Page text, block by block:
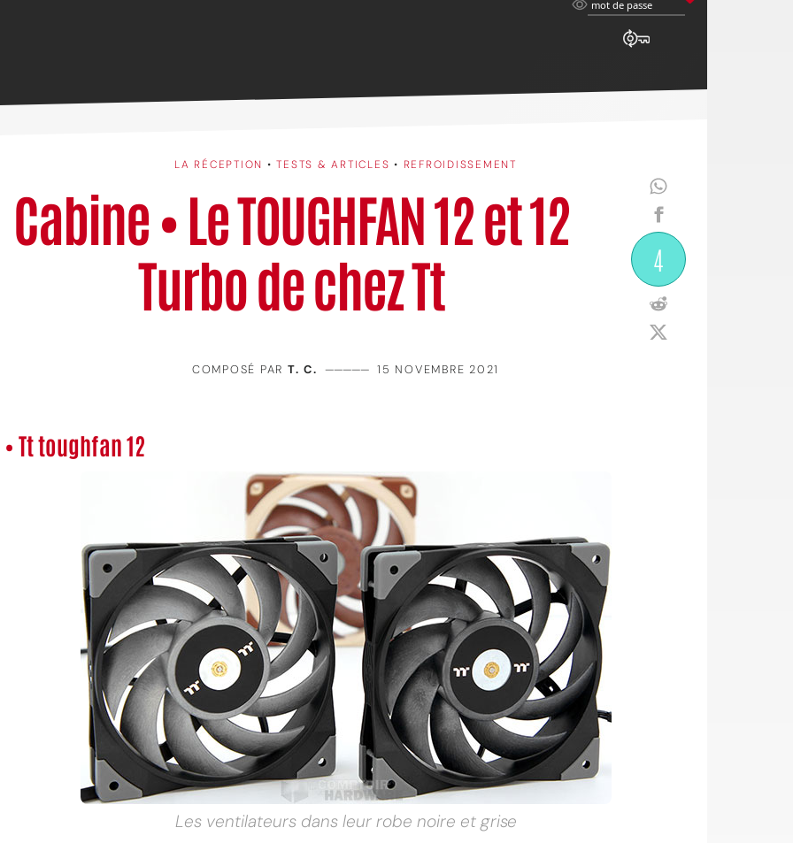
mot de passe
LA RÉCEPTION •TESTS & ARTICLES • REFROIDISSEMENT
Cabine • Le TOUGHFAN 12 et 12
Turbo de chez Tt
4
COMPOSÉ PAR T. C. ————— 15 NOVEMBRE 2021
• Tt toughfan 12
Les ventilateurs dans leur robe noire et grise